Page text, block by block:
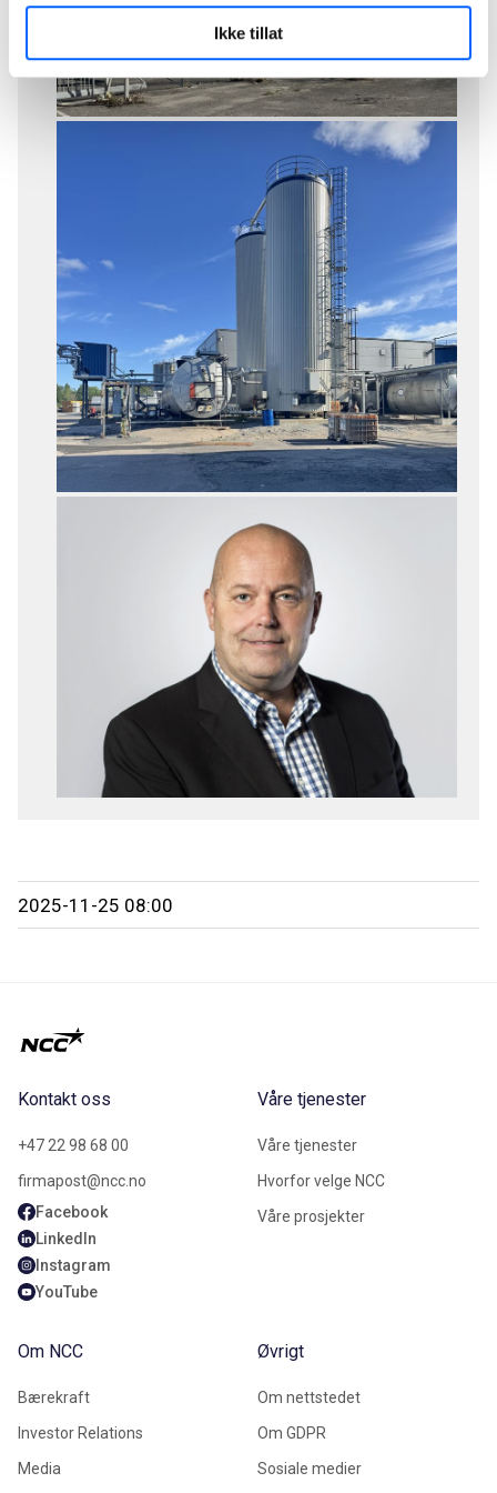
Ikke tillat
2025-11-25 08:00
Kontakt oss
+47 22 98 68 00
firmapost@ncc.no
Facebook
LinkedIn
Instagram
YouTube
Våre tjenester
Våre tjenester
Hvorfor velge NCC
Våre prosjekter
Om NCC
Bærekraft
Investor Relations
Media
Øvrigt
Om nettstedet
Om GDPR
Sosiale medier